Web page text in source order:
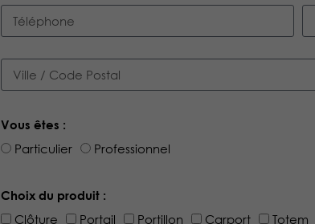
Vous êtes :
Particulier Professionnel
Choix du produit :
Clôture Portail Portillon Carport Totem